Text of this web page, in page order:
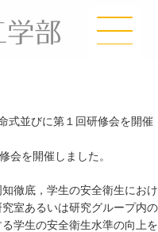
式並びに第１回研修会を開催
会を開催しました。
徹底，学生の安全衛生におけ
室あるいは研究グループ内の
学生の安全衛生水準の向上を